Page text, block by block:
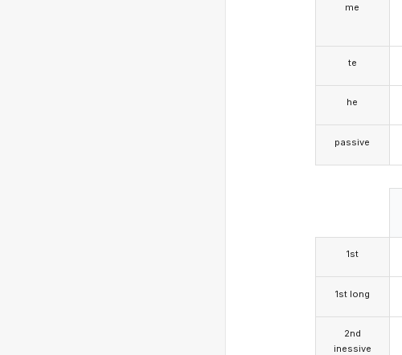
me
te
he
passive
1st
1st long
2nd
inessive